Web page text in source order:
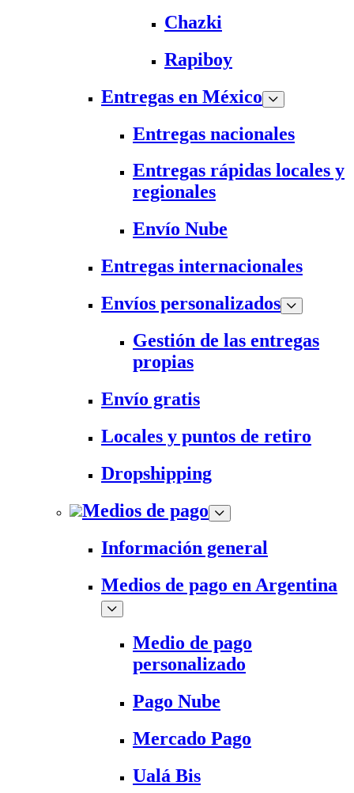
Chazki
Rapiboy
Entregas en México
Entregas nacionales
Entregas rápidas locales y
regionales
Envío Nube
Entregas internacionales
Envíos personalizados
Gestión de las entregas
propias
Envío gratis
Locales y puntos de retiro
Dropshipping
Medios de pago
Información general
Medios de pago en Argentina
Medio de pago
personalizado
Pago Nube
Mercado Pago
Ualá Bis